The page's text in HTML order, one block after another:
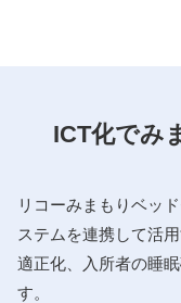
ICT化でみ
リコーみまもりベッ
ステムを連携して活
適正化、入所者の睡
す。